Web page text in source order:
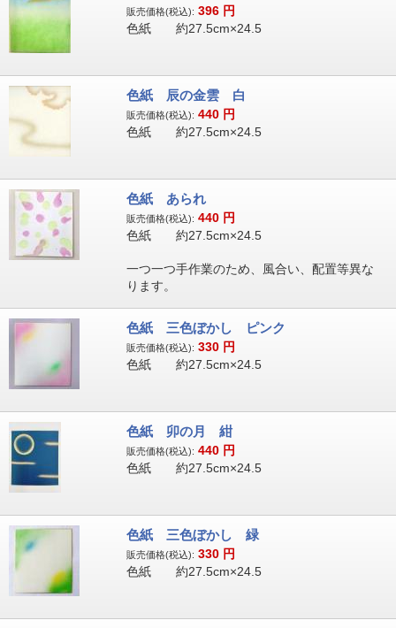
販売価格(税込): 396 円
色紙 約27.5cm×24.5
色紙 辰の金雲 白
販売価格(税込): 440 円
色紙 約27.5cm×24.5
色紙 あられ
販売価格(税込): 440 円
色紙 約27.5cm×24.5
一つ一つ手作業のため、風合い、配置等異な
ります。
色紙 三色ぼかし ピンク
販売価格(税込): 330 円
色紙 約27.5cm×24.5
色紙 卯の月 紺
販売価格(税込): 440 円
色紙 約27.5cm×24.5
色紙 三色ぼかし 緑
販売価格(税込): 330 円
色紙 約27.5cm×24.5